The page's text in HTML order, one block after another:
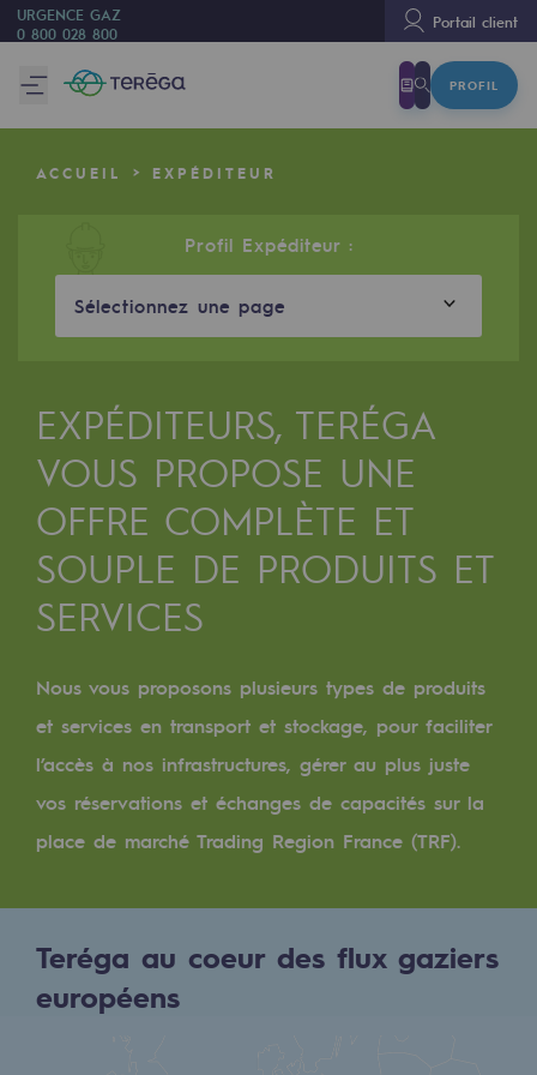
URGENCE GAZ
0 800 028 800
Portail client
PROFIL
Nous sommes
Teréga
Accélérateur de la transition énergétique
Une organisation adaptative et ouverte
Une organisation adaptative et
Digitalisation
Transversalité et Collaboratif
Notre culture et nos valeurs
Une organisation certifiée
Notre organisation
Notre organisation
Gouvernance
Où nous trouver
ACCUEIL EXPÉDITEUR
Profil Expéditeur :
Sélectionnez une page
EXPÉDITEURS, TERÉGA
VOUS PROPOSE UNE
OFFRE COMPLÈTE ET
SOUPLE DE PRODUITS ET
SERVICES
Nous vous proposons plusieurs types de produits
et services en transport et stockage, pour faciliter
l’accès à nos infrastructures, gérer au plus juste
vos réservations et échanges de capacités sur la
place de marché Trading Region France (TRF).
Teréga au coeur des flux gaziers
européens